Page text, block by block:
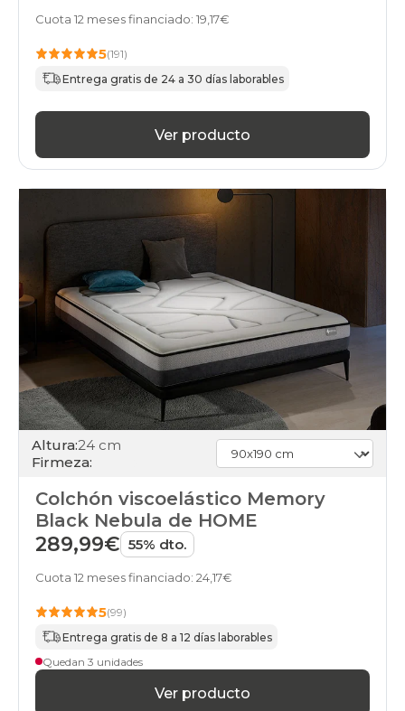
Cuota 12 meses financiado: 19,17€
5(191)
Entrega gratis de 24 a 30 días laborables
Ver producto
Altura:24 cm
Firmeza:
Colchón viscoelástico Memory
Black Nebula de HOME
289,99€ 55% dto.
Cuota 12 meses financiado: 24,17€
5(99)
Entrega gratis de 8 a 12 días laborables
Quedan 3 unidades
Ver producto